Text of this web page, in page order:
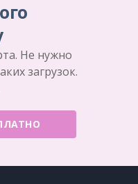
Не нужно
загрузок.